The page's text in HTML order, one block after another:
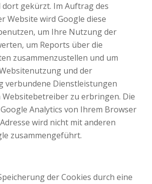
gekürzt. Im Auftrag des
Website wird Google diese
um Ihre Nutzung der
um Reports über die
zusammenzustellen und um
und der
verbundene Dienstleistungen
zu erbringen. Die
Analytics von Ihrem Browser
wird nicht mit anderen
zusammengeführt.
der Cookies durch eine